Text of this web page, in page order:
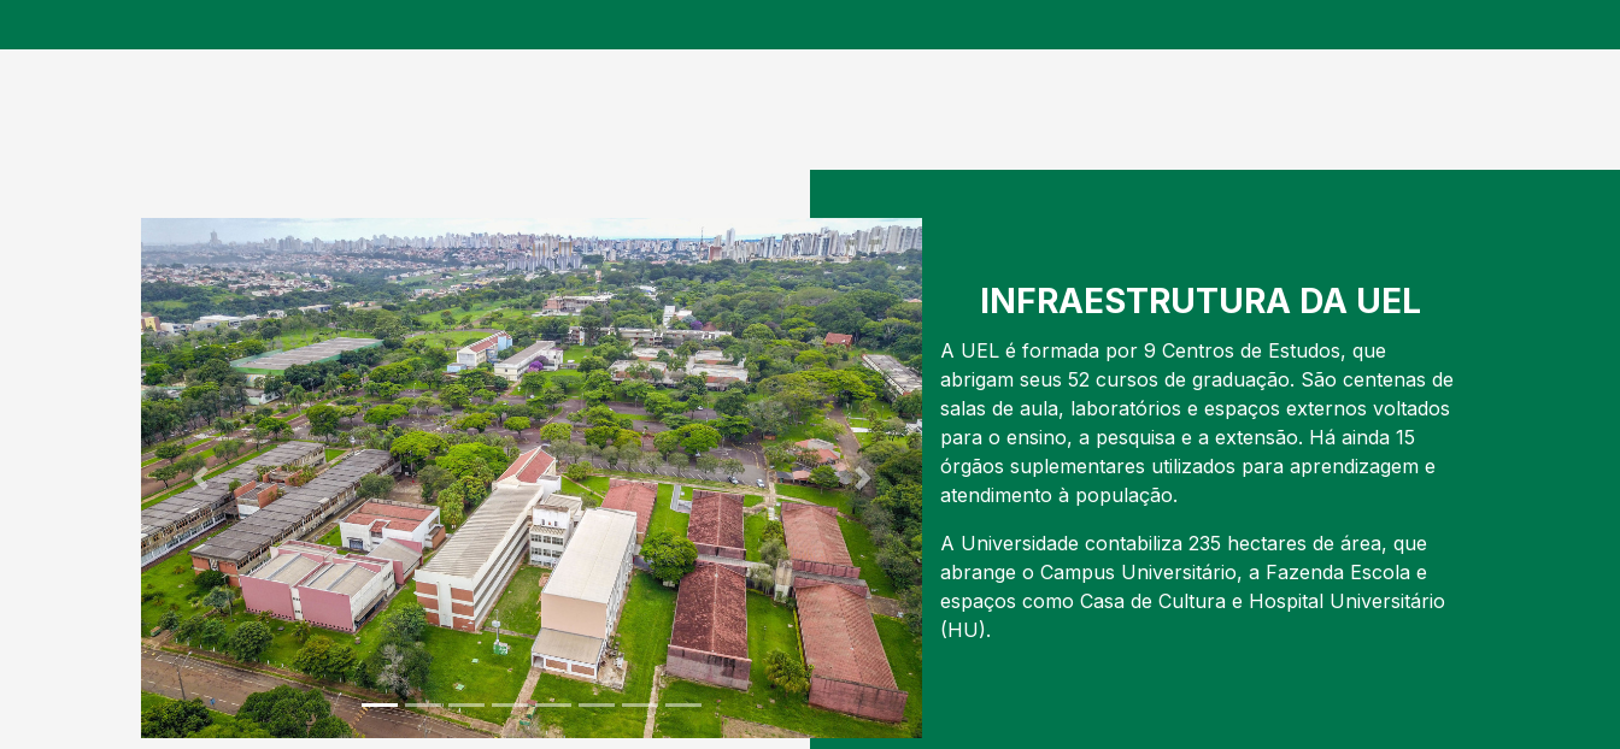
INFRAESTRUTURA DA UEL
A UEL é formada por 9 Centros de Estudos, que
abrigam seus 52 cursos de graduação. São centenas de
salas de aula, laboratórios e espaços externos voltados
para o ensino, a pesquisa e a extensão. Há ainda 15
órgãos suplementares utilizados para aprendizagem e
atendimento à população.
A Universidade contabiliza 235 hectares de área, que
abrange o Campus Universitário, a Fazenda Escola e
espaços como Casa de Cultura e Hospital Universitário
(HU).
Previous Next